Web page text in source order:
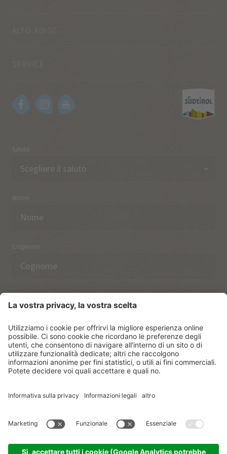
ALTO ADIGE
Saluto
Nome
Cognome
Indirizzo email
Ho preso nota delle norme sulla protezione dei dati.
© Vitalpina Hotels Südtirol . Informativa privacy
.